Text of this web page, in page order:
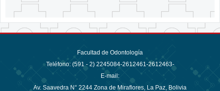
Facultad de Odontología
Teléfono: (591 - 2) 2245084-2612461-2612463-
E-mail:
Av. Saavedra N° 2244 Zona de Miraflores, La Paz, Bolivia